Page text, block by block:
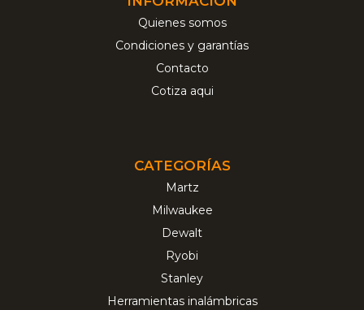
Quienes somos
Condiciones y garantías
Contacto
Cotiza aqui
CATEGORÍAS
Martz
Milwaukee
Dewalt
Ryobi
Stanley
Herramientas inalámbricas